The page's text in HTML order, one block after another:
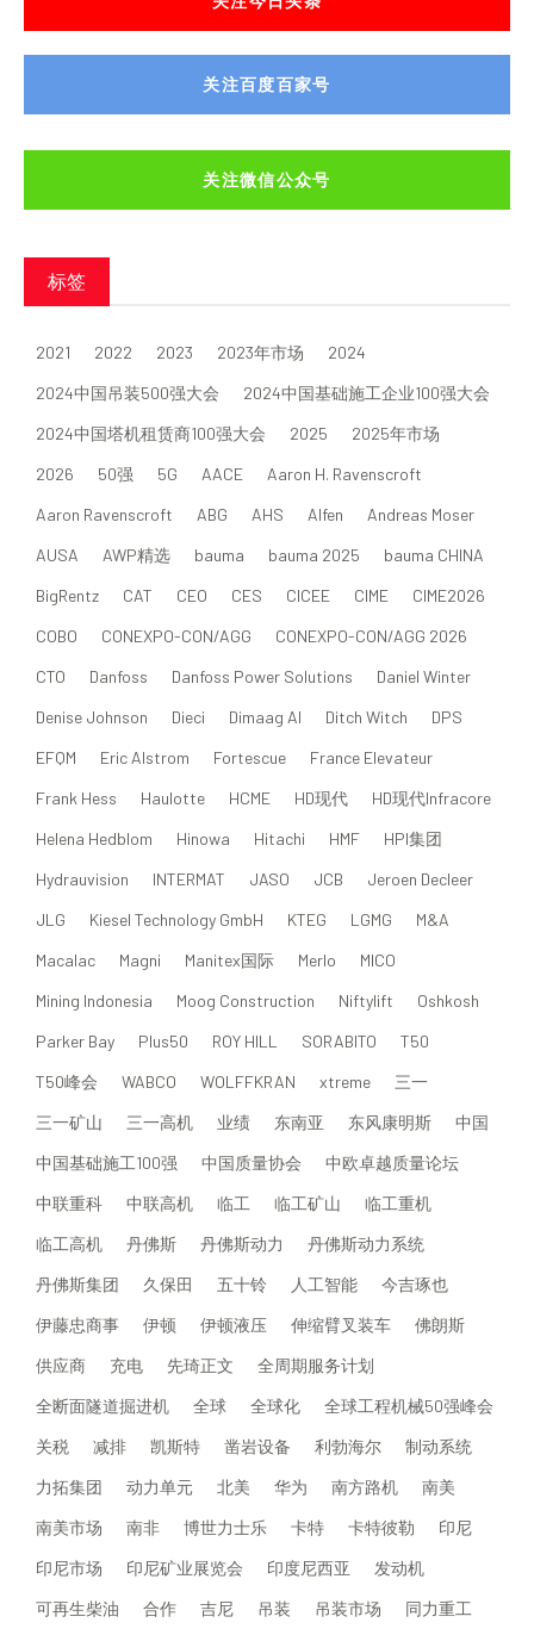
关注百度百家号
关注微信公众号
标签
2021 2022 2023 2023年市场
2024
2024中国吊装500强大会
2024中国基础施工企业100强大会
2024中国塔机租赁商100强大会
2025
2025年市场
2026
50强 5G AACE
Aaron H. Ravenscroft
Aaron Ravenscroft
ABG AHS Alfen
Andreas Moser
AUSA
AWP精选 bauma bauma 2025
bauma CHINA
BigRentz
CAT CEO CES CICEE CIME
CIME2026
COBO
CONEXPO-CON/AGG
CONEXPO-CON/AGG 2026
CTO
Danfoss Danfoss Power Solutions
Daniel Winter
Denise Johnson
Dieci Dimaag AI Ditch Witch
DPS
EFQM
Eric Alstrom Fortescue
France Elevateur
Frank Hess
Haulotte HCME HD现代
HD现代Infracore
Helena Hedblom
Hinowa Hitachi HMF
HPI集团
Hydrauvision
INTERMAT JASO JCB
Jeroen Decleer
JLG
Kiesel Technology GmbH KTEG LGMG
M&A
Macalac
Magni Manitex国际 Merlo
MICO
Mining Indonesia
Moog Construction Niftylift
Oshkosh
Parker Bay
Plus50 ROY HILL SORABITO
T50
T50峰会
WABCO WOLFFKRAN xtreme
三一
三一矿山
三一高机 业绩 东南亚 东风康明斯
中国
中国基础施工100强
中国质量协会
中欧卓越质量论坛
中联重科
中联高机 临工 临工矿山
临工重机
临工高机
丹佛斯 丹佛斯动力
丹佛斯动力系统
丹佛斯集团
久保田 五十铃 人工智能
今吉琢也
伊藤忠商事
伊顿 伊顿液压 伸缩臂叉装车
佛朗斯
供应商
充电 先琦正文
全周期服务计划
全断面隧道掘进机
全球 全球化
全球工程机械50强峰会
关税
减排 凯斯特 凿岩设备 利勃海尔
制动系统
力拓集团
动力单元 北美 华为 南方路机
南美
南美市场
南非 博世力士乐 卡特 卡特彼勒
印尼
印尼市场
印尼矿业展览会 印度尼西亚
发动机
可再生柴油
合作 吉尼 吊装 吊装市场
同力重工